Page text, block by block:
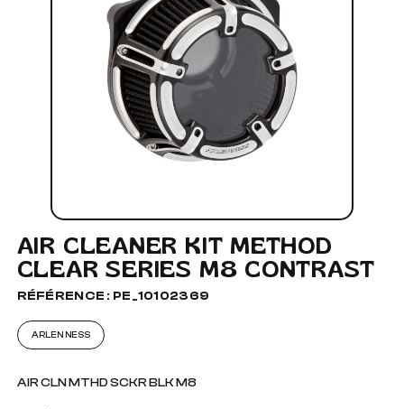
AIR CLEANER KIT METHOD
CLEAR SERIES M8 CONTRAST
RÉFÉRENCE : PE_10102369
ARLEN NESS
AIR CLN MTHD SCKR BLK M8